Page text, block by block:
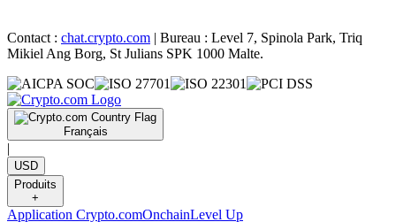
Contact : chat.crypto.com | Bureau : Level 7, Spinola Park, Triq
Mikiel Ang Borg, St Julians SPK 1000 Malte.
Français
|
USD
Produits
+
Application Crypto.comOnchainLevel Up